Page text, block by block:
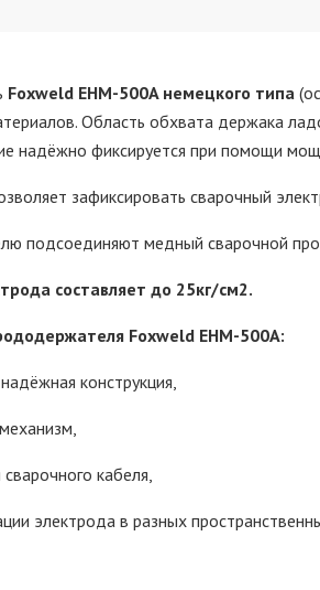
Foxweld EHM-500A немецкого типа
Область обхвата держака
надёжно фиксируется при помощи
зафиксировать сварочный
подсоединяют медный сварочной
составляет до 25кг/см2.
Foxweld EHM-500A:
конструкция,
кабеля,
электрода в разных